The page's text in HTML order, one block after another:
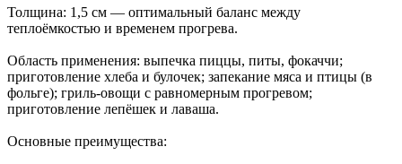
Толщина: 1,5 см — оптимальный баланс между
теплоёмкостью и временем прогрева.
Область применения: выпечка пиццы, питы, фокаччи;
приготовление хлеба и булочек; запекание мяса и птицы (в
фольге); гриль‑овощи с равномерным прогревом;
приготовление лепёшек и лаваша.
Основные преимущества: